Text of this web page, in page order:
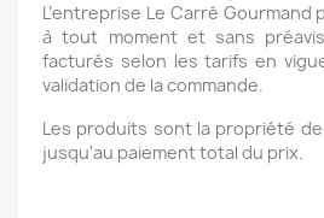
L’entreprise Le Carré
à tout moment et sans
facturés selon les tarifs en
validation de la commande.
Les produits sont la propriété
jusqu'au paiement total du prix.